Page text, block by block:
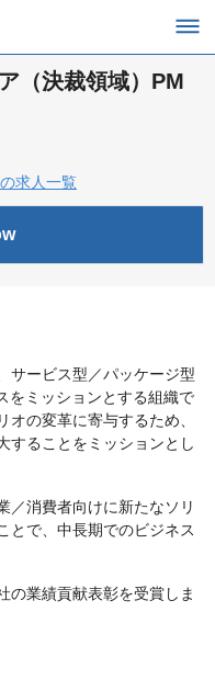
（決裁領域）PM
求人一覧
サービス型／パッケージ型
をミッションとする組織で
の変革に寄与するため、
することをミッションとし
／消費者向けに新たなソリ
とで、中長期でのビジネス
の業績貢献表彰を受賞しま